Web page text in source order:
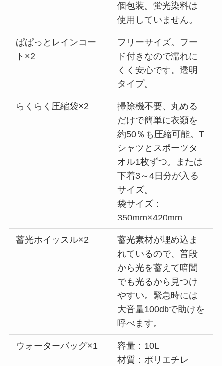
個包装。蛍光染料は
使用していません。
ぱぱっとレインコー
ト×2
フリーサイズ。フー
ド付きなので濡れに
くく安心です。透明
タイプ。
らくらく圧縮袋×2
掃除機不要、丸める
だけで簡単に衣類を
約50％も圧縮可能。T
シャツとスポーツタ
オル1枚ずつ。または
下着3～4日分が入る
サイズ。
袋サイズ：
350mm×420mm
蓄光ホイッスル×2
蓄光素材が埋め込ま
れているので、普段
から光を蓄えて暗闇
でも光るから見つけ
やすい。緊急時には
大音量100dbで助けを
呼べます。
ウォーターバッグ×1
容量：10L
材質：ポリエチレ